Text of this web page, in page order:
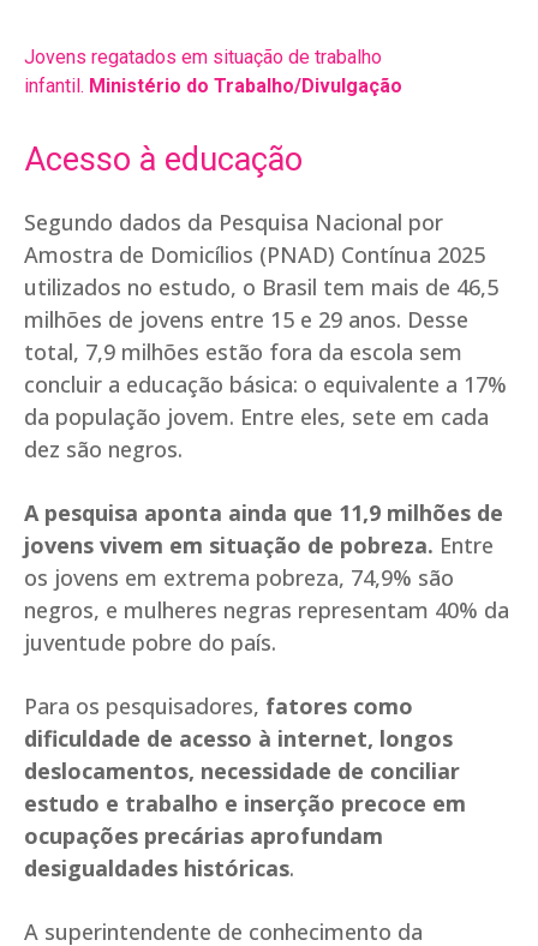
Jovens regatados em situação de trabalho
infantil. Ministério do Trabalho/Divulgação
Acesso à educação
Segundo dados da Pesquisa Nacional por
Amostra de Domicílios (PNAD) Contínua 2025
utilizados no estudo, o Brasil tem mais de 46,5
milhões de jovens entre 15 e 29 anos. Desse
total, 7,9 milhões estão fora da escola sem
concluir a educação básica: o equivalente a 17%
da população jovem. Entre eles, sete em cada
dez são negros.
A pesquisa aponta ainda que 11,9 milhões de
jovens vivem em situação de pobreza. Entre
os jovens em extrema pobreza, 74,9% são
negros, e mulheres negras representam 40% da
juventude pobre do país.
Para os pesquisadores, fatores como
dificuldade de acesso à internet, longos
deslocamentos, necessidade de conciliar
estudo e trabalho e inserção precoce em
ocupações precárias aprofundam
desigualdades históricas.
A superintendente de conhecimento da